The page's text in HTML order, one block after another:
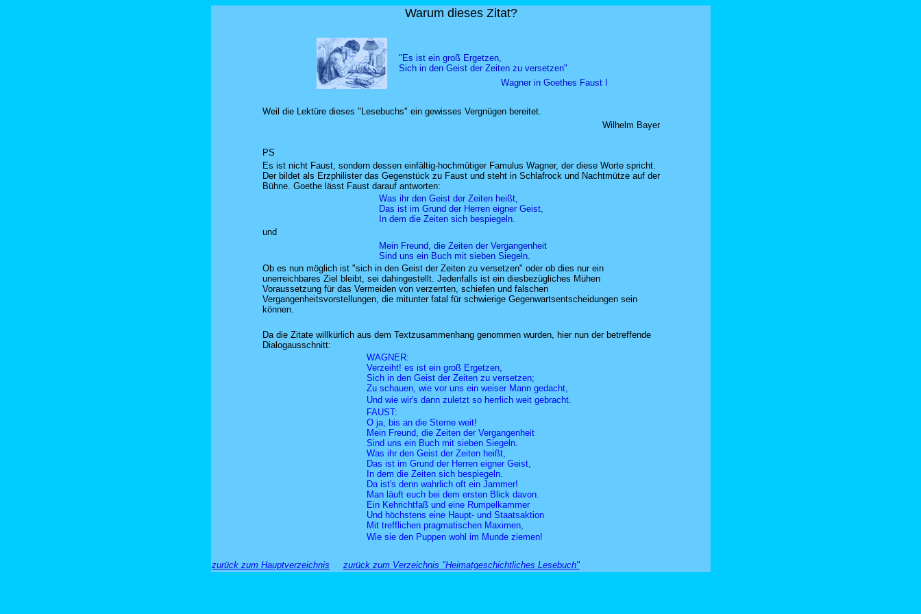
Warum dieses Zitat?
"Es ist ein groß Ergetzen,
Sich in den Geist der Zeiten zu versetzen"
Wagner in Goethes Faust I
Weil die Lektüre dieses "Lesebuchs" ein gewisses Vergnügen bereitet.
Wilhelm Bayer
PS
Es ist nicht Faust, sondern dessen einfältig-hochmütiger Famulus Wagner, der diese Worte spricht.
Der bildet als Erzphilister das Gegenstück zu Faust und steht in Schlafrock und Nachtmütze auf der
Bühne. Goethe lässt Faust darauf antworten:
Was ihr den Geist der Zeiten heißt,
Das ist im Grund der Herren eigner Geist,
In dem die Zeiten sich bespiegeln.
und
Mein Freund, die Zeiten der Vergangenheit
Sind uns ein Buch mit sieben Siegeln.
Ob es nun möglich ist "sich in den Geist der Zeiten zu versetzen" oder ob dies nur ein
unerreichbares Ziel bleibt, sei dahingestellt. Jedenfalls ist ein diesbezügliches Mühen
Voraussetzung für das Vermeiden von verzerrten, schiefen und falschen
Vergangenheitsvorstellungen, die mitunter fatal für schwierige Gegenwartsentscheidungen sein
können.
Da die Zitate willkürlich aus dem Textzusammenhang genommen wurden, hier nun der betreffende
Dialogausschnitt:
WAGNER:
Verzeiht! es ist ein groß Ergetzen,
Sich in den Geist der Zeiten zu versetzen;
Zu schauen, wie vor uns ein weiser Mann gedacht,
Und wie wir's dann zuletzt so herrlich weit gebracht.
FAUST:
O ja, bis an die Sterne weit!
Mein Freund, die Zeiten der Vergangenheit
Sind uns ein Buch mit sieben Siegeln.
Was ihr den Geist der Zeiten heißt,
Das ist im Grund der Herren eigner Geist,
In dem die Zeiten sich bespiegeln.
Da ist's denn wahrlich oft ein Jammer!
Man läuft euch bei dem ersten Blick davon.
Ein Kehrichtfaß und eine Rumpelkammer
Und höchstens eine Haupt- und Staatsaktion
Mit trefflichen pragmatischen Maximen,
Wie sie den Puppen wohl im Munde ziemen!
zurück zum Hauptverzeichnis zurück zum Verzeichnis "Heimatgeschichtliches Lesebuch"